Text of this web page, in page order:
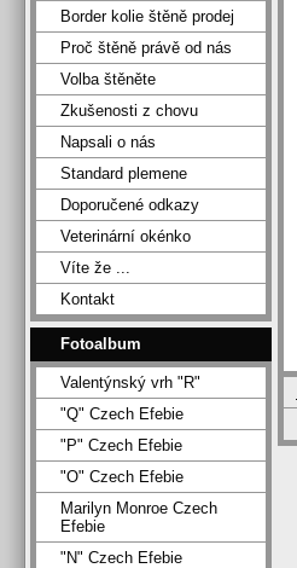
Border kolie štěně prodej
Proč štěně právě od nás
Volba štěněte
Zkušenosti z chovu
Napsali o nás
Standard plemene
Doporučené odkazy
Veterinární okénko
Víte že ...
Kontakt
Fotoalbum
Valentýnský vrh "R"
"Q" Czech Efebie
"P" Czech Efebie
"O" Czech Efebie
Marilyn Monroe Czech
Efebie
"N" Czech Efebie